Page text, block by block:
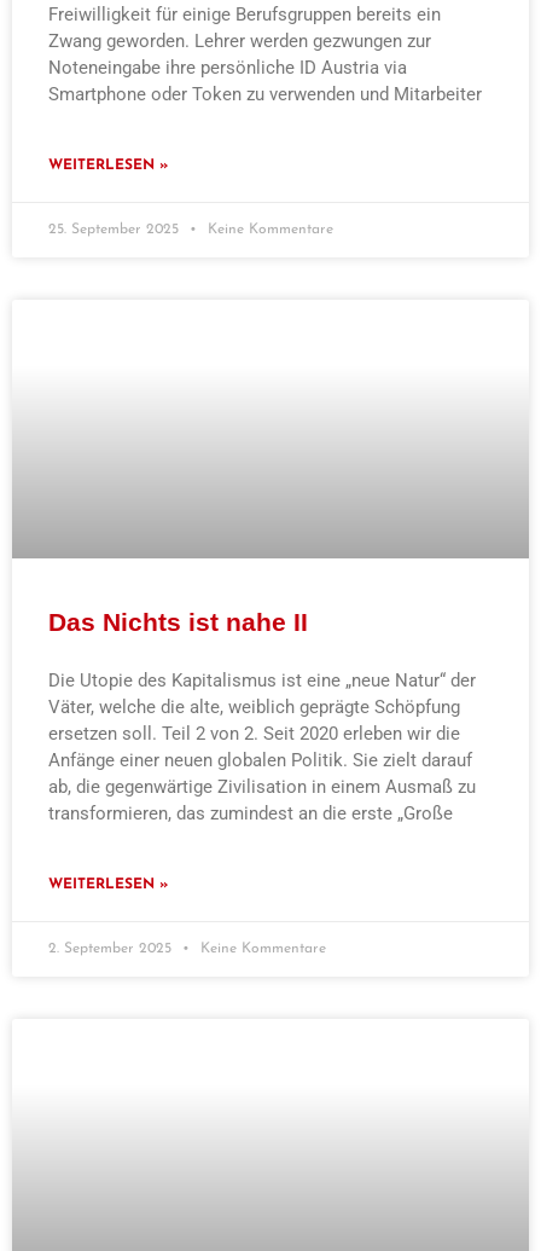
Freiwilligkeit für einige Berufsgruppen bereits ein
Zwang geworden. Lehrer werden gezwungen zur
Noteneingabe ihre persönliche ID Austria via
Smartphone oder Token zu verwenden und Mitarbeiter
WEITERLESEN »
25. September 2025 Keine Kommentare
Das Nichts ist nahe II
Die Utopie des Kapitalismus ist eine „neue Natur“ der
Väter, welche die alte, weiblich geprägte Schöpfung
ersetzen soll. Teil 2 von 2. Seit 2020 erleben wir die
Anfänge einer neuen globalen Politik. Sie zielt darauf
ab, die gegenwärtige Zivilisation in einem Ausmaß zu
transformieren, das zumindest an die erste „Große
WEITERLESEN »
2. September 2025 Keine Kommentare